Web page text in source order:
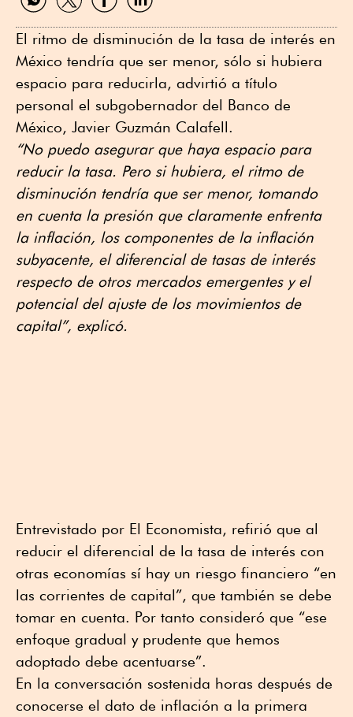
por
por
por
por
El ritmo de disminución de la tasa de interés en
México tendría que ser menor, sólo si hubiera
espacio para reducirla, advirtió a título
personal el subgobernador del Banco de
México, Javier Guzmán Calafell.
“No puedo asegurar que haya espacio para
reducir la tasa. Pero si hubiera, el ritmo de
disminución tendría que ser menor, tomando
en cuenta la presión que claramente enfrenta
la inflación, los componentes de la inflación
subyacente, el diferencial de tasas de interés
respecto de otros mercados emergentes y el
potencial del ajuste de los movimientos de
capital”, explicó.
Entrevistado por El Economista, refirió que al
reducir el diferencial de la tasa de interés con
otras economías sí hay un riesgo financiero “en
las corrientes de capital”, que también se debe
tomar en cuenta. Por tanto consideró que “ese
enfoque gradual y prudente que hemos
adoptado debe acentuarse”.
En la conversación sostenida horas después de
conocerse el dato de inflación a la primera